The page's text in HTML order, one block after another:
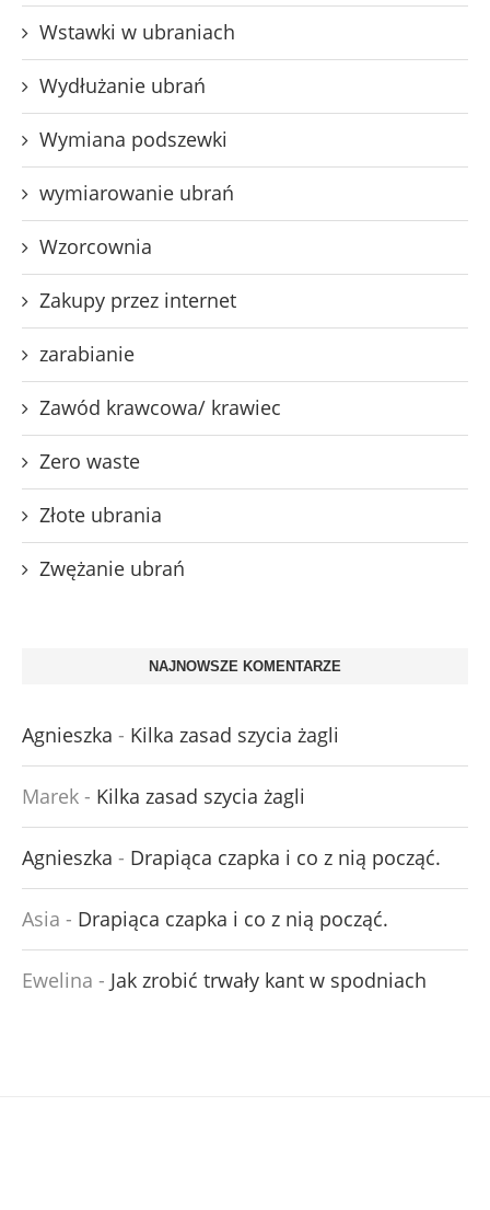
Wstawki w ubraniach
Wydłużanie ubrań
Wymiana podszewki
wymiarowanie ubrań
Wzorcownia
Zakupy przez internet
zarabianie
Zawód krawcowa/ krawiec
Zero waste
Złote ubrania
Zwężanie ubrań
NAJNOWSZE KOMENTARZE
Agnieszka - Kilka zasad szycia żagli
Marek - Kilka zasad szycia żagli
Agnieszka - Drapiąca czapka i co z nią począć.
Asia - Drapiąca czapka i co z nią począć.
Ewelina - Jak zrobić trwały kant w spodniach